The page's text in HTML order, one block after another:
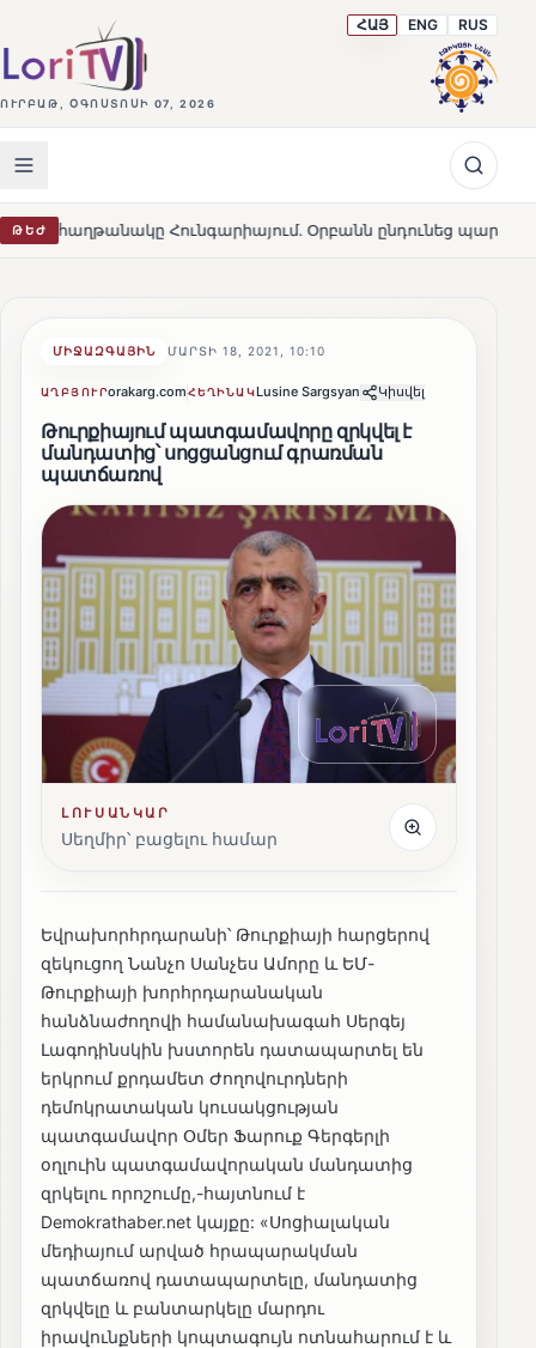
ՈՒՐԲԱԹ, ՕԳՈՍՏՈՍԻ 07, 2026
ՀԱՅ ENG RUS
ԹԵԺՀունգարիայում․ Օրբանն ընդունեց պարտությունը
ՄԻՋԱԶԳԱՅԻՆ ՄԱՐՏԻ 18, 2021, 10:10
ԱՂԲՅՈՒՐorakarg.comՀԵՂԻՆԱԿLusine Sargsyan Կիսվել
Թուրքիայում պատգամավորը զրկվել է
մանդատից՝ սոցցանցում գրառման
պատճառով
ԼՈՒՍԱՆԿԱՐ
Սեղմիր՝ բացելու համար
Եվրախորհրդարանի՝ Թուրքիայի հարցերով
զեկուցող Նանչո Սանչես Ամորը և ԵՄ-
Թուրքիայի խորհրդարանական
հանձնաժողովի համանախագահ Սերգեյ
Լագոդինսկին խստորեն դատապարտել են
երկրում քրդամետ Ժողովուրդների
դեմոկրատական կուսակցության
պատգամավոր Օմեր Ֆարուք Գերգերլի
օղլուին պատգամավորական մանդատից
զրկելու որոշումը,-հայտնում է
Demokrathaber.net կայքը: «Սոցիալական
մեդիայում արված հրապարակման
պատճառով դատապարտելը, մանդատից
զրկվելը և բանտարկելը մարդու
իրավունքների կոպտագույն ոտնահարում է և